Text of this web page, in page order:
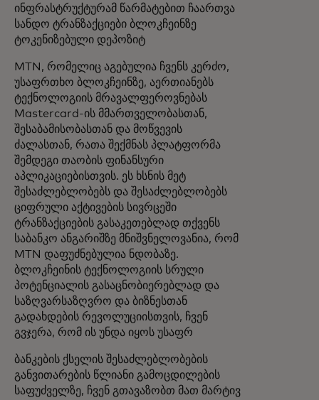
ინფრასტრუქტურამ წარმატებით ჩაართვა
სანდო ტრანზაქციები ბლოკჩეინზე
ტოკენიზებული დეპოზიტ
MTN, რომელიც აგებულია ჩვენს კერძო,
უსაფრთხო ბლოკჩეინზე, აერთიანებს
ტექნოლოგიის მრავალფეროვნებას
Mastercard-ის მმართველობასთან,
შესაბამისობასთან და მოწვევის
ძალასთან, რათა შექმნას პლატფორმა
შემდეგი თაობის ფინანსური
აპლიკაციებისთვის. ეს ხსნის მეტ
შესაძლებლობებს და შესაძლებლობებს
ციფრული აქტივების სივრცეში
ტრანზაქციების გასაკეთებლად თქვენს
საბანკო ანგარიშზე მნიშვნელოვანია, რომ
MTN დაფუძნებულია ნდობაზე.
ბლოკჩეინის ტექნოლოგიის სრული
პოტენციალის გასაცნობიერებლად და
საზღვარსაზღვრო და ბიზნესთან
გადახდების რევოლუციისთვის, ჩვენ
გვჯერა, რომ ის უნდა იყოს უსაფრ
ბანკების ქსელის შესაძლებლობების
განვითარების წლიანი გამოცდილების
საფუძველზე, ჩვენ გთავაზობთ მათ მარტივ